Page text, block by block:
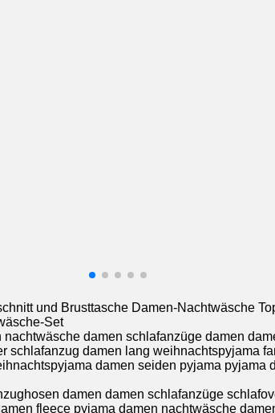
und Brusttasche Damen-Nachtwäsche
Set
damen schlafanzüge damen
damen lang weihnachtspyjama
damen seiden pyjama
damen damen schlafanzüge
fleece pyjama damen nachtwäsche